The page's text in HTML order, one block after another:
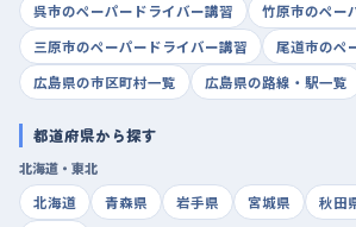
呉市のペーパードライバー講習
竹原市のペー
三原市のペーパードライバー講習
尾道市のペ
広島県の市区町村一覧
広島県の路線・駅一覧
都道府県から探す
北海道・東北
北海道
青森県 岩手県 宮城県 秋田